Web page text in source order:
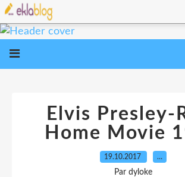
Elvis Presley-
Home Movie
19.10.2017 …
Par dyloke